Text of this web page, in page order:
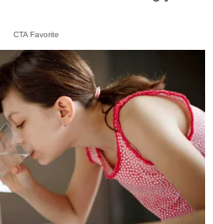
CTA Favorite